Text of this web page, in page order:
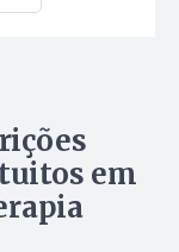
em